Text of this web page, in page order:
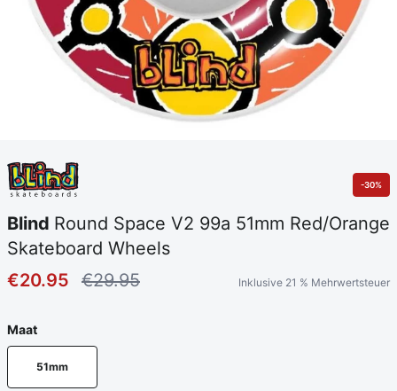
-30%
Blind Round Space V2 99a 51mm Red/Orange
Skateboard Wheels
€20.95
€29.95 Inklusive 21 % Mehrwertsteuer
Maat
51mm